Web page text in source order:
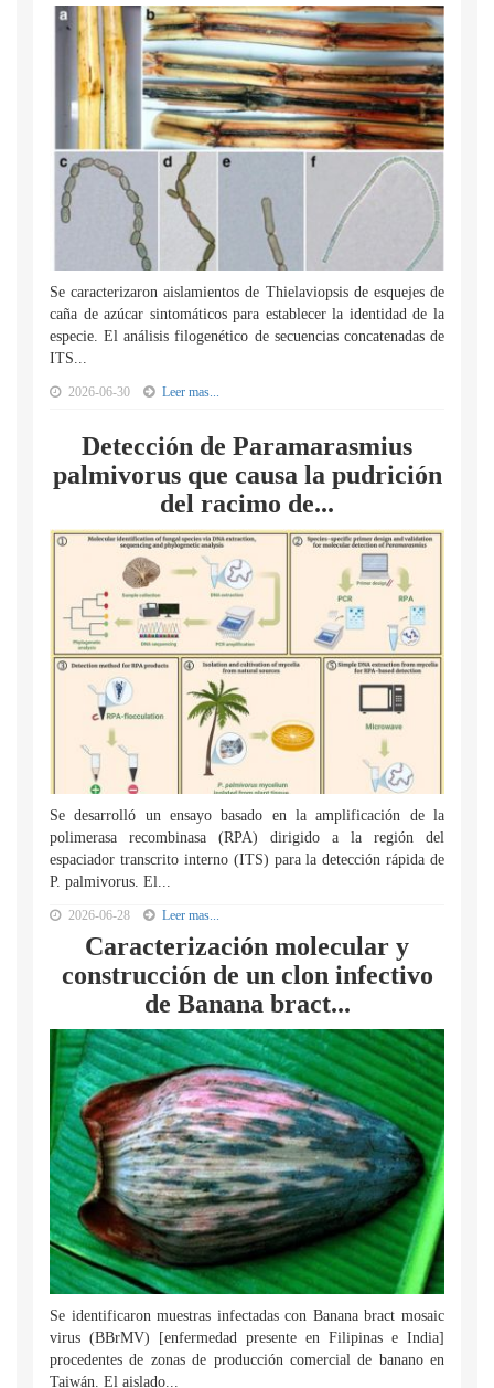
Se caracterizaron aislamientos de Thielaviopsis de esquejes de
caña de azúcar sintomáticos para establecer la identidad de la
especie. El análisis filogenético de secuencias concatenadas de
ITS...
2026-06-30 Leer mas...
Detección de Paramarasmius
palmivorus que causa la pudrición
del racimo de...
Se desarrolló un ensayo basado en la amplificación de la
polimerasa recombinasa (RPA) dirigido a la región del
espaciador transcrito interno (ITS) para la detección rápida de
P. palmivorus. El...
2026-06-28 Leer mas...
Caracterización molecular y
construcción de un clon infectivo
de Banana bract...
Se identificaron muestras infectadas con Banana bract mosaic
virus (BBrMV) [enfermedad presente en Filipinas e India]
procedentes de zonas de producción comercial de banano en
Taiwán. El aislado...